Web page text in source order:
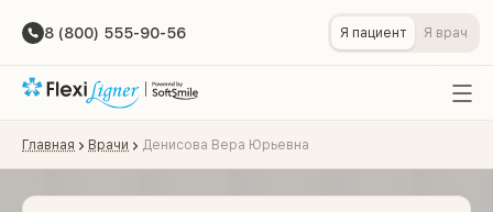
8 (800) 555-90-56 Я пациент Я врач
Главная Врачи Денисова Вера Юрьевна